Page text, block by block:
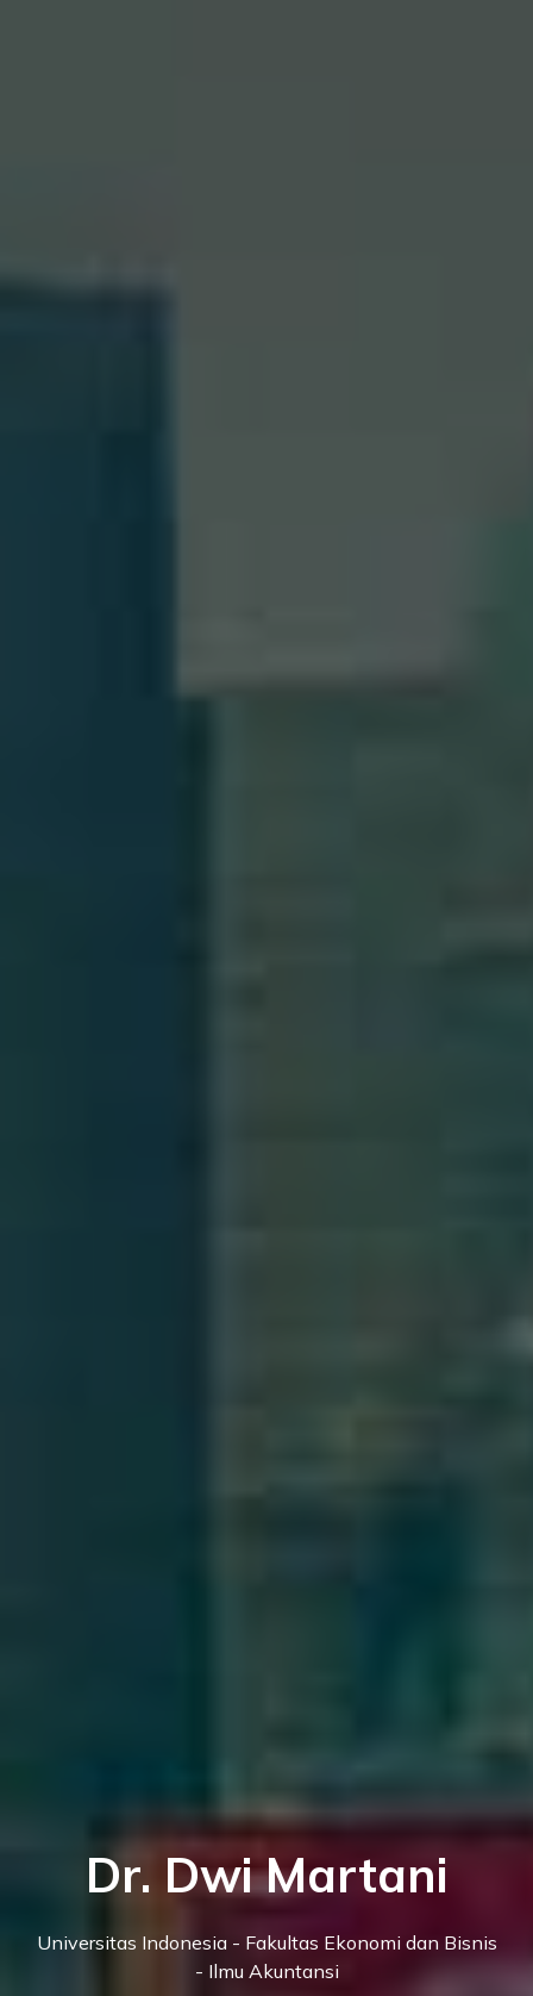
Dr. Dwi Martani
Universitas Indonesia - Fakultas Ekonomi dan Bisnis
- Ilmu Akuntansi